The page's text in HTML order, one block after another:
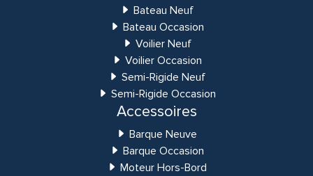
Bateau Neuf
Bateau Occasion
Voilier Neuf
Voilier Occasion
Semi-Rigide Neuf
Semi-Rigide Occasion
Accessoires
Barque Neuve
Barque Occasion
Moteur Hors-Bord